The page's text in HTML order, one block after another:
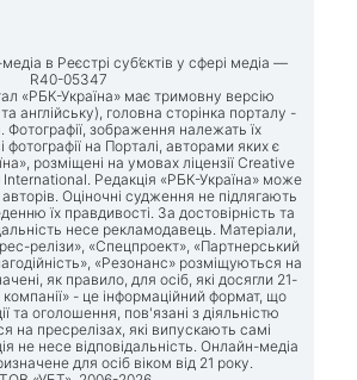
в Реєстрі суб’єктів у сфері медіа —
R40-05347
«РБК-Україна» має тримовну версію
англійську), головна сторінка порталу -
. Фотографії, зображення належать їх
на Порталі, авторами яких є
розміщені на умовах ліцензії Creative
Редакція «РБК-Україна» може
Оціночні судження не підлягають
їх правдивості. За достовірність та
несе рекламодавець. Матеріали,
релізи», «Спецпроект», «Партнерський
«Резонанс» розміщуються на
як правило, для осіб, які досягли 21-
компанії» - це інформаційний формат, що
та оголошення, пов'язані з діяльністю
на пресрелізах, які випускають самі
не несе відповідальність. Онлайн-медіа
для осіб віком від 21 року.